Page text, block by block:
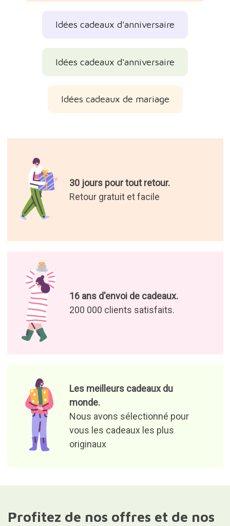
Idées cadeaux d'anniversaire
Idées cadeaux d'anniversaire
Idées cadeaux de mariage
30 jours pour tout retour.
Retour gratuit et facile
16 ans d'envoi de cadeaux.
200 000 clients satisfaits.
Les meilleurs cadeaux du
monde.
Nous avons sélectionné pour
vous les cadeaux les plus
originaux
Profitez de nos offres et de nos